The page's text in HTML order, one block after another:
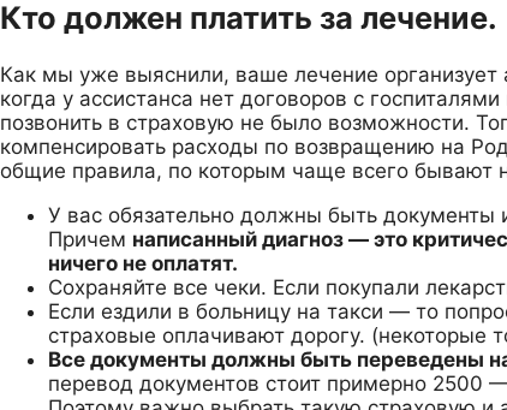
Кто должен платить за лечение.
Как мы уже выяснили, ваше лечение организует
когда у ассистанса нет договоров с
позвонить в страховую не было возможности.
компенсировать расходы по возвращению на
общие правила, по которым чаще всего бывают
У вас обязательно должны быть документы
Причем написанный диагноз — это
ничего не оплатят.
Сохраняйте все чеки. Если покупали
Если ездили в больницу на такси — то
страховые оплачивают дорогу. (некоторые
Все документы должны быть переведены
перевод документов стоит примерно 2500